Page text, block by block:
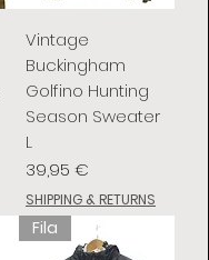
Vintage
Buckingham
Golfino Hunting
Season Sweater
L
Preis
39,95 €
SHIPPING & RETURNS
Fila